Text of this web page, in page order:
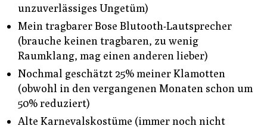
unzuverlässiges Ungetüm)
Mein tragbarer Bose Blutooth-Lautsprecher
(brauche keinen tragbaren, zu wenig
Raumklang, mag einen anderen lieber)
Nochmal geschätzt 25% meiner Klamotten
(obwohl in den vergangenen Monaten schon um
50% reduziert)
Alte Karnevalskostüme (immer noch nicht